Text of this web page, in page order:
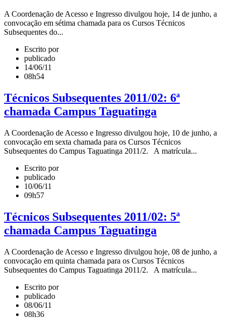
A Coordenação de Acesso e Ingresso divulgou hoje, 14 de junho, a
convocação em sétima chamada para os Cursos Técnicos
Subsequentes do...
Escrito por
publicado
14/06/11
08h54
Técnicos Subsequentes 2011/02: 6ª
chamada Campus Taguatinga
A Coordenação de Acesso e Ingresso divulgou hoje, 10 de junho, a
convocação em sexta chamada para os Cursos Técnicos
Subsequentes do Campus Taguatinga 2011/2. A matrícula...
Escrito por
publicado
10/06/11
09h57
Técnicos Subsequentes 2011/02: 5ª
chamada Campus Taguatinga
A Coordenação de Acesso e Ingresso divulgou hoje, 08 de junho, a
convocação em quinta chamada para os Cursos Técnicos
Subsequentes do Campus Taguatinga 2011/2. A matrícula...
Escrito por
publicado
08/06/11
08h36